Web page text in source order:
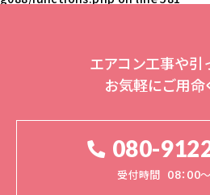
エアコン工事や引
お気軽にご用命
080-
受付時間 08：00